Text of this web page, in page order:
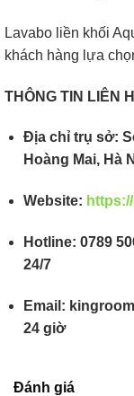
Lavabo liền khối
khách hàng lựa
THÔNG TIN LIÊN
Địa chỉ trụ sở:
Hoàng Mai, Hà
Website:
Hotline: 0789
24/7
Email:
24 giờ
Đánh giá